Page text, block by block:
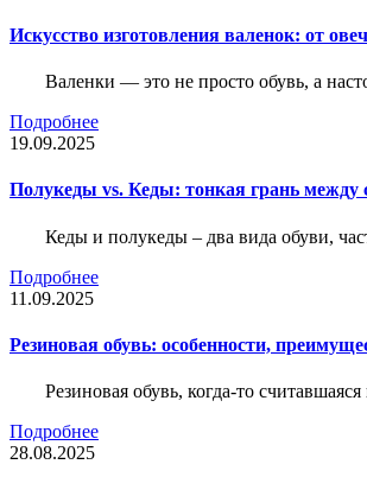
Искусство изготовления валенок: от
Валенки — это не просто обувь, а
Подробнее
19.09.2025
Полукеды vs. Кеды: тонкая грань между
Кеды и полукеды – два вида обуви,
Подробнее
11.09.2025
Резиновая обувь: особенности,
Резиновая обувь, когда-то
Подробнее
28.08.2025